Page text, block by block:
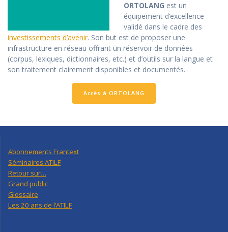
ORTOLANG est un
équipement d’excellence
validé dans le cadre des
investissements d’avenir. Son but est de proposer une
infrastructure en réseau offrant un réservoir de données
(corpus, lexiques, dictionnaires, etc.) et d’outils sur la langue et
son traitement clairement disponibles et documentés.
Accès à ORTOLANG
Abonnements Frantext
Séminaires ATILF
Retour sur…
Grand public
Glossaire
Les 20 ans de l’ATILF